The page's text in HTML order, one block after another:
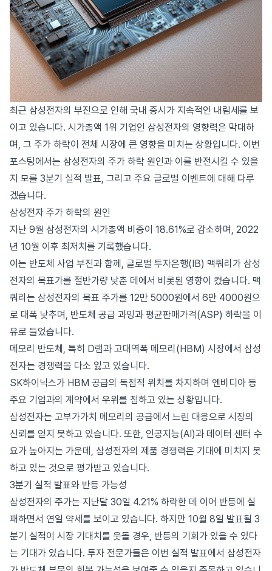
최근 삼성전자의 부진으로 인해 국내 증시가 지속적인 내림세를 보
이고 있습니다. 시가총액 1위 기업인 삼성전자의 영향력은 막대하
며, 그 주가 하락이 전체 시장에 큰 영향을 미치는 상황입니다. 이번
포스팅에서는 삼성전자의 주가 하락 원인과 이를 반전시킬 수 있을
지 모를 3분기 실적 발표, 그리고 주요 글로벌 이벤트에 대해 다루
겠습니다.
삼성전자 주가 하락의 원인
지난 9월 삼성전자의 시가총액 비중이 18.61%로 감소하며, 2022
년 10월 이후 최저치를 기록했습니다.
이는 반도체 사업 부진과 함께, 글로벌 투자은행(IB) 맥쿼리가 삼성
전자의 목표가를 절반가량 낮춘 데에서 비롯된 영향이 컸습니다. 맥
쿼리는 삼성전자의 목표 주가를 12만 5000원에서 6만 4000원으
로 대폭 낮추며, 반도체 공급 과잉과 평균판매가격(ASP) 하락을 이
유로 들었습니다.
메모리 반도체, 특히 D램과 고대역폭 메모리(HBM) 시장에서 삼성
전자는 경쟁력을 다소 잃고 있습니다.
SK하이닉스가 HBM 공급의 독점적 위치를 차지하며 엔비디아 등
주요 기업과의 계약에서 우위를 점하고 있는 상황입니다.
삼성전자는 고부가가치 메모리의 공급에서 느린 대응으로 시장의
신뢰를 얻지 못하고 있습니다. 또한, 인공지능(AI)과 데이터 센터 수
요가 높아지는 가운데, 삼성전자의 제품 경쟁력은 기대에 미치지 못
하고 있는 것으로 평가받고 있습니다.
3분기 실적 발표와 반등 가능성
삼성전자의 주가는 지난달 30일 4.21% 하락한 데 이어 반등에 실
패하면서 연일 약세를 보이고 있습니다. 하지만 10월 8일 발표될 3
분기 실적이 시장 기대치를 웃돌 경우, 반등의 기회가 있을 수 있다
는 기대가 있습니다. 투자 전문가들은 이번 실적 발표에서 삼성전자